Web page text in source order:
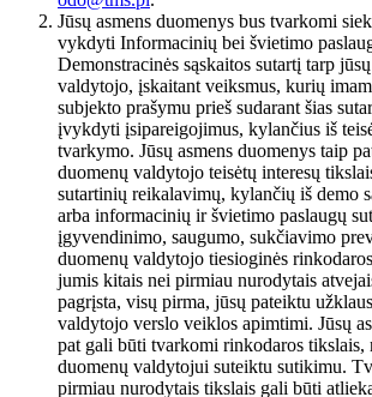
Jūsų asmens duomenys bus tvarkomi
vykdyti Informacinių bei švietimo
Demonstracinės sąskaitos sutartį tarp
valdytojo, įskaitant veiksmus, kurių
subjekto prašymu prieš sudarant šias
įvykdyti įsipareigojimus, kylančius iš
tvarkymo. Jūsų asmens duomenys taip
duomenų valdytojo teisėtų interesų
sutartinių reikalavimų, kylančių iš demo
arba informacinių ir švietimo paslaugų
įgyvendinimo, saugumo, sukčiavimo
duomenų valdytojo tiesioginės
jumis kitais nei pirmiau nurodytais
pagrįsta, visų pirma, jūsų pateiktu
valdytojo verslo veiklos apimtimi. Jūsų
pat gali būti tvarkomi rinkodaros tikslais,
duomenų valdytojui suteiktu sutikimu.
pirmiau nurodytais tikslais gali būti